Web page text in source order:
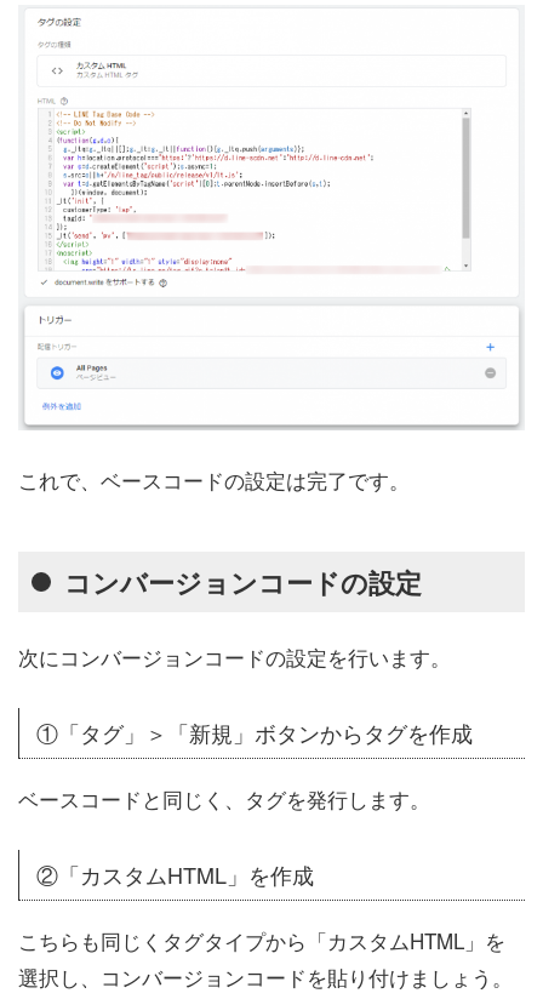
これで、ベースコードの設定は完了です。
コンバージョンコードの設定
次にコンバージョンコードの設定を行います。
①「タグ」＞「新規」ボタンからタグを作成
ベースコードと同じく、タグを発行します。
②「カスタムHTML」を作成
こちらも同じくタグタイプから「カスタムHTML」を
選択し、コンバージョンコードを貼り付けましょう。